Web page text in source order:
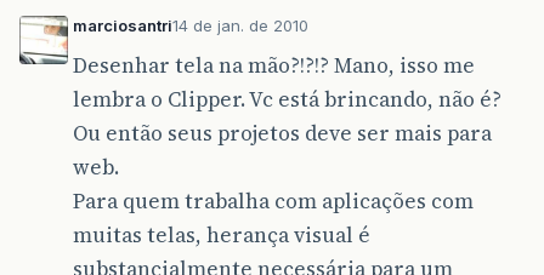
marciosantri14 de jan. de 2010
Desenhar tela na mão?!?!? Mano, isso me
lembra o Clipper. Vc está brincando, não é?
Ou então seus projetos deve ser mais para
web.
Para quem trabalha com aplicações com
muitas telas, herança visual é
substancialmente necessária para um